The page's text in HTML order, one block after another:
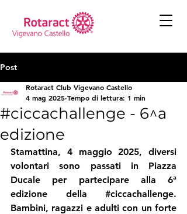
Post
#ciccachallenge - 6^a
edizione
Rotaract Club Vigevano Castello
4 mag 2025 Tempo di lettura: 1 min
Stamattina, 4 maggio 2025, diversi
volontari sono passati in Piazza
Ducale per partecipare alla 6ª
edizione della #ciccachallenge.
Bambini, ragazzi e adulti con un forte